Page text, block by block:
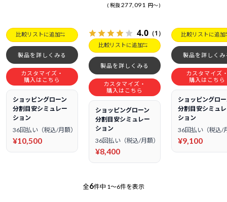
比較リストに追加
製品を詳しくみる
カスタマイズ・
購入はこちら
ショッピングローン
分割目安シミュレー
ション
36回払い（税込/月額）
¥10,500
税抜277,091 円～
4.0 （1）
比較リストに追加
製品を詳しくみる
カスタマイズ・
購入はこちら
ショッピングローン
分割目安シミュレー
ション
36回払い（税込/月額）
¥8,400
比較リストに追加
製品を詳しくみ
カスタマイズ
購入はこちら
ショッピングロ
分割目安シミュ
ション
36回払い（税込/
¥9,100
全6件中 1～6件を表示